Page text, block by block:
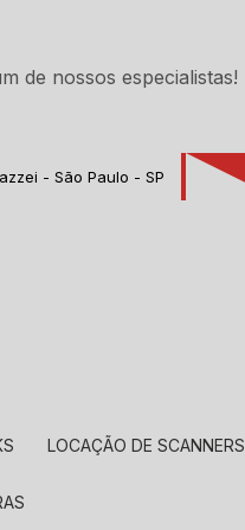
de nossos especialistas!
- São Paulo - SP
LOCAÇÃO DE SCANNERS